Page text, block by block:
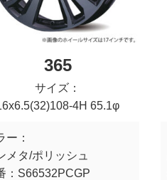
365
サイズ：
4H 65.1φ
ー：
メタ/ポリッシュ
： S66532PCGP